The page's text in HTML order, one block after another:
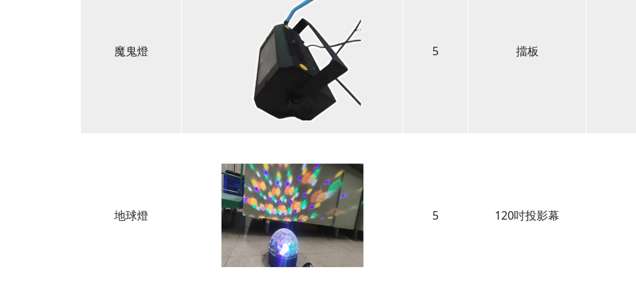
魔鬼燈 5 擋板
地球燈 5 120吋投影幕